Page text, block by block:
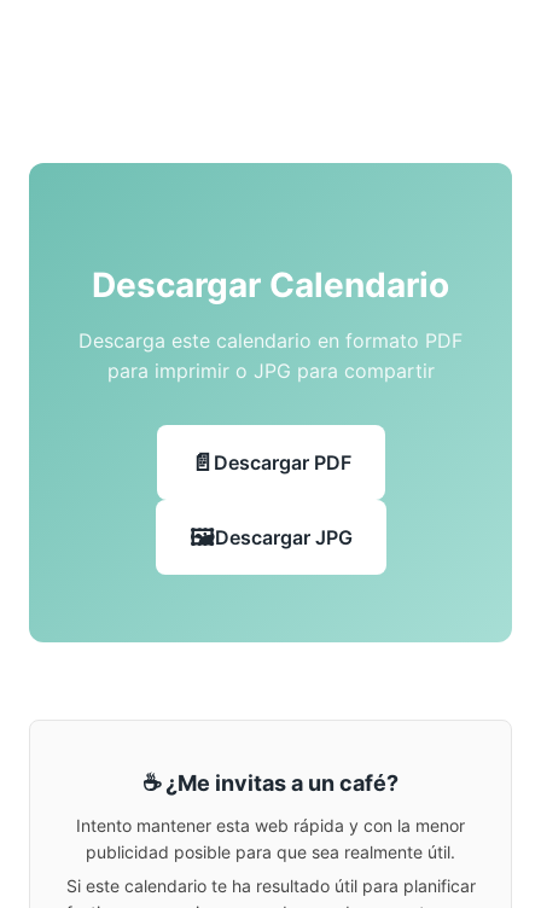
Descargar Calendario
Descarga este calendario en formato PDF
para imprimir o JPG para compartir
Descargar PDF
Descargar JPG
☕ ¿Me invitas a un café?
Intento mantener esta web rápida y con la menor
publicidad posible para que sea realmente útil.
Si este calendario te ha resultado útil para planificar